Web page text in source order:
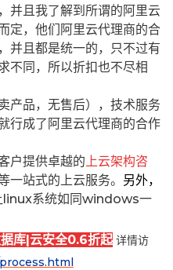
并且我了解到所谓的阿里云
定，他们阿里云代理商的合
并且都是统一的，只不过有
不同，所以折扣也不尽相
产品，无售后），技术服务
行成了阿里云代理商的合作
户提供卓越的 上云架构咨
一站式的上云服务。 另外，
linux系统如同windows一
库|云安全0.6折起 详情访